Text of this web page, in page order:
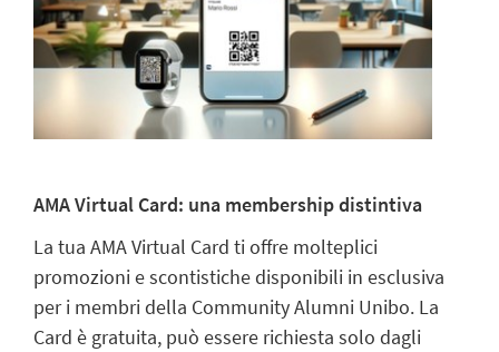
AMA Virtual Card: una membership distintiva
La tua AMA Virtual Card ti offre molteplici
promozioni e scontistiche disponibili in esclusiva
per i membri della Community Alumni Unibo. La
Card è gratuita, può essere richiesta solo dagli